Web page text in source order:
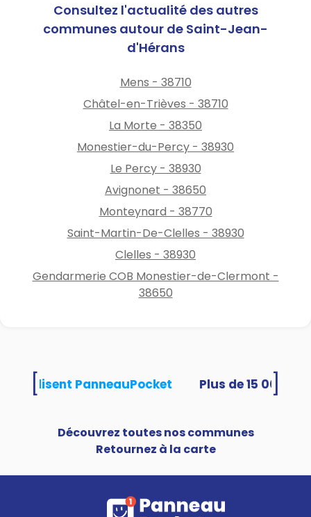
Consultez l'actualité des autres
communes autour de Saint-Jean-
d'Hérans
Mens - 38710
Châtel-en-Trièves - 38710
La Morte - 38350
Monestier-du-Percy - 38930
Le Percy - 38930
Avignonet - 38650
Monteynard - 38770
Saint-Martin-De-Clelles - 38930
Clelles - 38930
Gendarmerie COB Monestier-de-Clermont -
38650
utilisent PanneauPocket
Découvrez toutes nos communes
Retournez à la carte